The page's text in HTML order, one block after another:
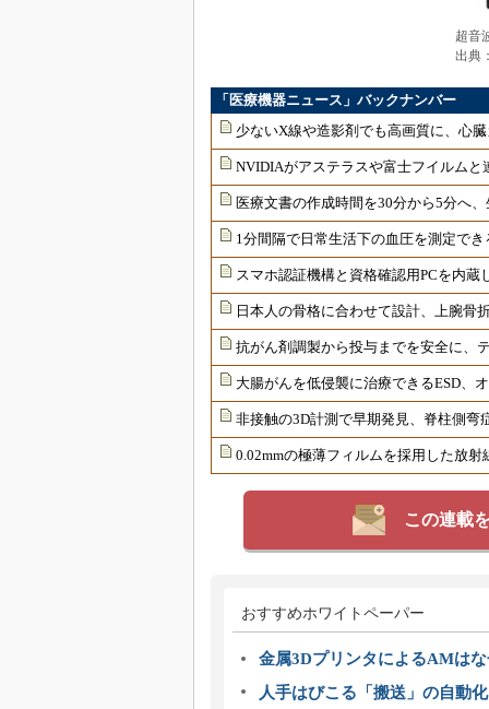
超音
出典
「医療機器ニュース」バックナンバー
少ないX線や造影剤でも高画質に、心
NVIDIAがアステラスや富士フイルム
医療文書の作成時間を30分から5分へ
1分間隔で日常生活下の血圧を測定で
スマホ認証機構と資格確認用PCを内
日本人の骨格に合わせて設計、上腕骨
抗がん剤調製から投与までを安全に、
大腸がんを低侵襲に治療できるESD、
非接触の3D計測で早期発見、脊柱側弯
0.02mmの極薄フィルムを採用した放
この連載
おすすめホワイトペーパー
金属3DプリンタによるAMは
人手はびこる「搬送」の自動